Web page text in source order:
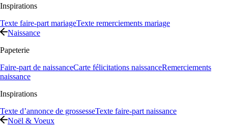
Inspirations
Texte faire-part mariageTexte remerciements mariage
Naissance
Papeterie
Faire-part de naissanceCarte félicitations naissanceRemerciements
naissance
Inspirations
Texte d’annonce de grossesseTexte faire-part naissance
Noël & Voeux